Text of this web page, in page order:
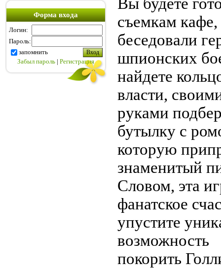
Форма входа
Логин:
Пароль:
запомнить
Забыл пароль | Регистрация
съемкам кафе,
беседовали
шпионских
найдете
власти,
руками
бутылку с
которую
знаменитый
Словом, эта
фанатское
упустите
возможность
покорить